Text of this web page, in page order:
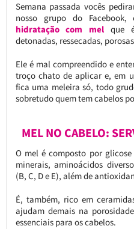
Semana passada vocês
nosso grupo do
hidratação com mel que
detonadas, ressecadas,
Ele é mal compreendido e
troço chato de aplicar e, em
fica uma meleira só, todo
sobretudo quem tem cabelos
MEL NO CABELO:
O mel é composto por
minerais, aminoácidos
(B, C, D e E), além de
É, também, rico em
ajudam demais na
essenciais para os cabelos.